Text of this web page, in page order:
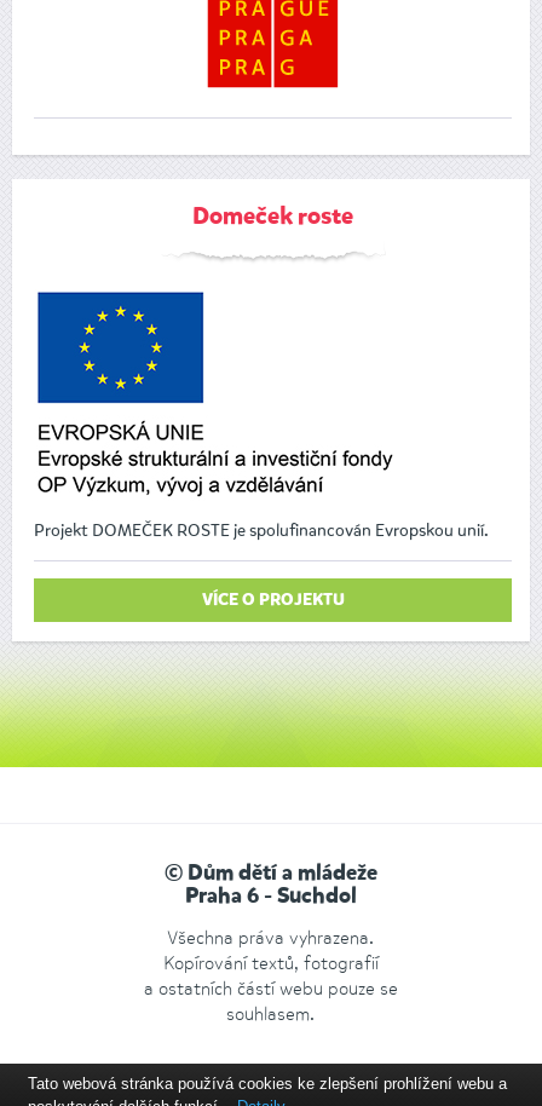
Domeček roste
Projekt DOMEČEK ROSTE je spolufinancován Evropskou unií.
VÍCE O PROJEKTU
© Dům dětí a mládeže
Praha 6 - Suchdol
Všechna práva vyhrazena.
Kopírování textů, fotografií
a ostatních částí webu pouze se
souhlasem.
Tato webová stránka používá cookies ke zlepšení prohlížení webu a